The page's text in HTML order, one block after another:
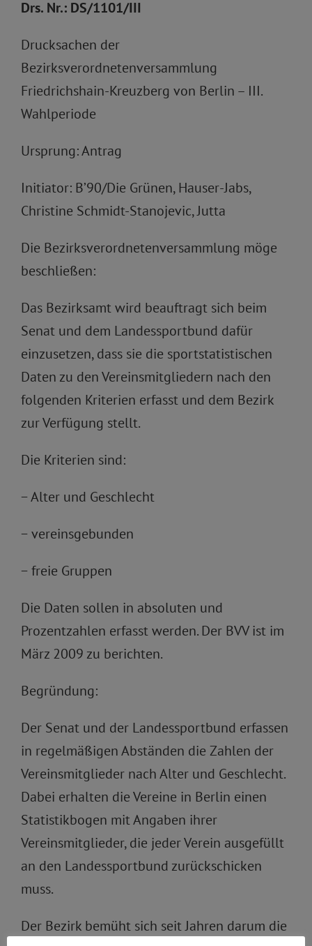
Drs. Nr.: DS/1101/III
Drucksachen der
Bezirksverordnetenversammlung
Friedrichshain-Kreuzberg von Berlin – III.
Wahlperiode
Ursprung: Antrag
Initiator: B’90/Die Grünen, Hauser-Jabs,
Christine Schmidt-Stanojevic, Jutta
Die Bezirksverordnetenversammlung möge
beschließen:
Das Bezirksamt wird beauftragt sich beim
Senat und dem Landessportbund dafür
einzusetzen, dass sie die sportstatistischen
Daten zu den Vereinsmitgliedern nach den
folgenden Kriterien erfasst und dem Bezirk
zur Verfügung stellt.
Die Kriterien sind:
− Alter und Geschlecht
− vereinsgebunden
− freie Gruppen
Die Daten sollen in absoluten und
Prozentzahlen erfasst werden. Der BVV ist im
März 2009 zu berichten.
Begründung:
Der Senat und der Landessportbund erfassen
in regelmäßigen Abständen die Zahlen der
Vereinsmitglieder nach Alter und Geschlecht.
Dabei erhalten die Vereine in Berlin einen
Statistikbogen mit Angaben ihrer
Vereinsmitglieder, die jeder Verein ausgefüllt
an den Landessportbund zurückschicken
muss.
Der Bezirk bemüht sich seit Jahren darum die